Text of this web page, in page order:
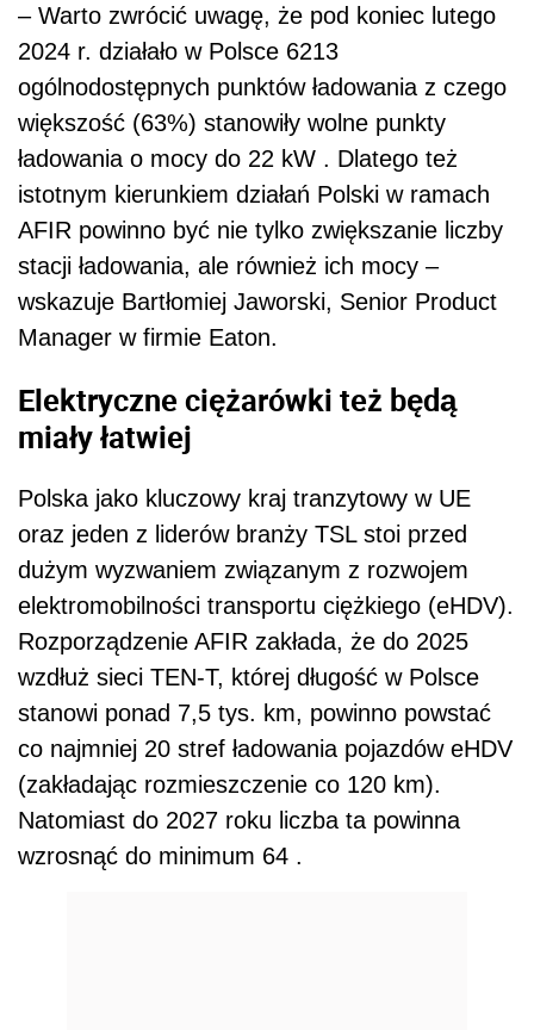
– Warto zwrócić uwagę, że pod koniec lutego
2024 r. działało w Polsce 6213
ogólnodostępnych punktów ładowania z czego
większość (63%) stanowiły wolne punkty
ładowania o mocy do 22 kW . Dlatego też
istotnym kierunkiem działań Polski w ramach
AFIR powinno być nie tylko zwiększanie liczby
stacji ładowania, ale również ich mocy –
wskazuje Bartłomiej Jaworski, Senior Product
Manager w firmie Eaton.
Elektryczne ciężarówki też będą
miały łatwiej
Polska jako kluczowy kraj tranzytowy w UE
oraz jeden z liderów branży TSL stoi przed
dużym wyzwaniem związanym z rozwojem
elektromobilności transportu ciężkiego (eHDV).
Rozporządzenie AFIR zakłada, że do 2025
wzdłuż sieci TEN-T, której długość w Polsce
stanowi ponad 7,5 tys. km, powinno powstać
co najmniej 20 stref ładowania pojazdów eHDV
(zakładając rozmieszczenie co 120 km).
Natomiast do 2027 roku liczba ta powinna
wzrosnąć do minimum 64 .